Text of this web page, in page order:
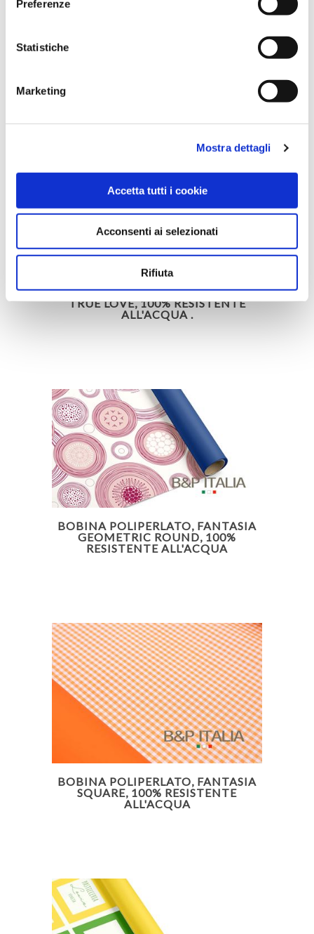
Preferenze
Statistiche
Marketing
Mostra dettagli
Accetta tutti i cookie
Acconsenti ai selezionati
Rifiuta
BOBINA POLIPERLATO, FANTASIA
TRUE LOVE, 100% RESISTENTE
ALL'ACQUA .
BOBINA POLIPERLATO, FANTASIA
GEOMETRIC ROUND, 100%
RESISTENTE ALL'ACQUA
BOBINA POLIPERLATO, FANTASIA
SQUARE, 100% RESISTENTE
ALL'ACQUA